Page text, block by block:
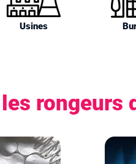
Usines
rongeurs